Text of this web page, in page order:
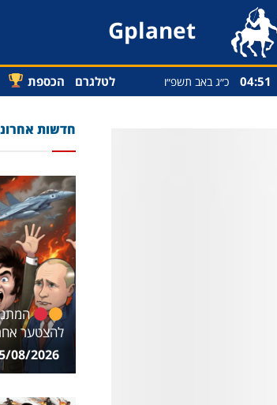
Gplanet
04:51 כ״ג באב תשפ״ו לטלגרם הכספת
חדשות
להצטער
05/08/2026